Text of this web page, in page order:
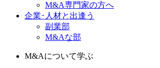
M&A専門家の方へ
企業･人材と出逢う
副業部
M&Aな部
M&Aについて学ぶ